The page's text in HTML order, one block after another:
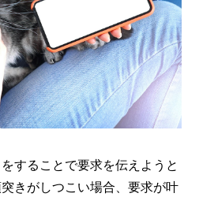
することで要求を伝えようと
きがしつこい場合、要求が叶